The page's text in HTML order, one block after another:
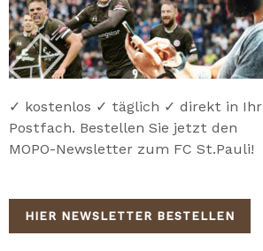
✓ kostenlos ✓ täglich ✓ direkt in Ihr
Postfach. Bestellen Sie jetzt den
MOPO-Newsletter zum FC St.Pauli!
HIER NEWSLETTER BESTELLEN